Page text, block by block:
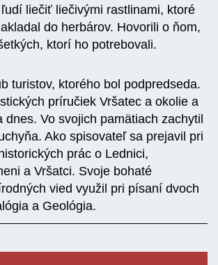
liečiť liečivými rastlinami, ktoré
do herbárov. Hovorili o ňom,
ktorí ho potrebovali.
turistov, ktorého bol podpredseda.
príručiek Vršatec a okolie a
dnes. Vo svojich pamätiach zachytil
Ako spisovateľ sa prejavil pri
prác o Lednici,
a Vršatci. Svoje bohaté
vied využil pri písaní dvoch
a Geológia.